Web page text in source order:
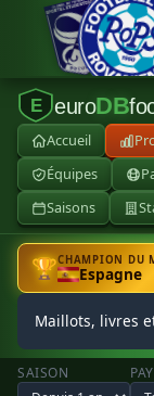
E euroDB
Accueil
Équipes
Saisons
🏆CHAMPION DU
Espagne
Maillots, livres
SAISON